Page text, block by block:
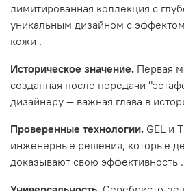
лимитированная коллекция с
уникальным дизайном с
кожи .
Историческое значение. Первая
созданная после передачи
дизайнеру — важная глава в
Проверенные технологии. GEL и
инженерные решения, которые
доказывают свою эффективность .